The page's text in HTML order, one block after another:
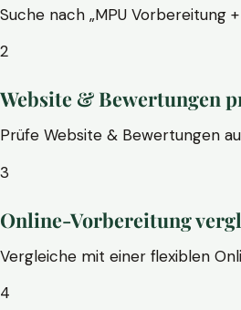
Suche nach „MPU Vorbereitung
2
Website & Bewertungen
Prüfe Website & Bewertungen
3
Online-Vorbereitung
Vergleiche mit einer flexiblen
4